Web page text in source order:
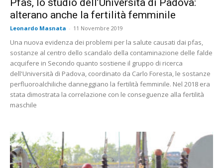
alterano anche la fertilità femminile
Leonardo Masnata - 11 Novembre 2019
Una nuova evidenza dei problemi per la salute causati dai pfas,
sostanze al centro dello scandalo della contaminazione delle falde
acquifere in Secondo quanto sostiene il gruppo di ricerca
dell'Università di Padova, coordinato da Carlo Foresta, le sostanze
perfluoroalchiliche danneggiano la fertilità femminile. Nel 2018 era
stata dimostrata la correlazione con le conseguenze alla fertilità
maschile